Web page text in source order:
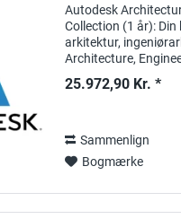
Autodesk
Collection (1 år):
arkitektur,
Architecture,
25.972,90 Kr. *
Sammenlign
Bogmærke